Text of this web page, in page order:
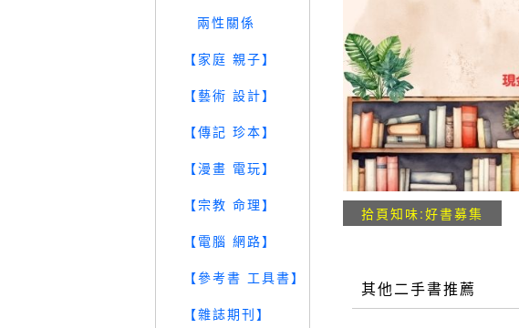
兩性關係
【家庭 親子】
【藝術 設計】
【傳記 珍本】
【漫畫 電玩】
【宗教 命理】
【電腦 網路】
【參考書 工具書】
【雜誌期刊】
拾頁知味:好書募集
其他二手書推薦